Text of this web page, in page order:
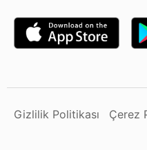
Gizlilik Politikası Çerez